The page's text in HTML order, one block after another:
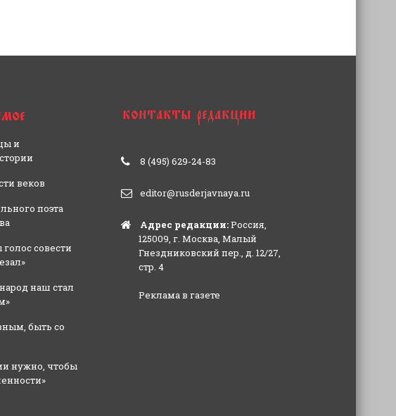
и
веков
поэта
совести
наш стал
быть со
нужно, чтобы
8 (495) 629-24-83
editor@rusderjavnaya.ru
Адрес редакции:Россия,
125009, г. Москва, Малый
Гнездниковский пер., д. 12/27,
стр. 4
Реклама в газете